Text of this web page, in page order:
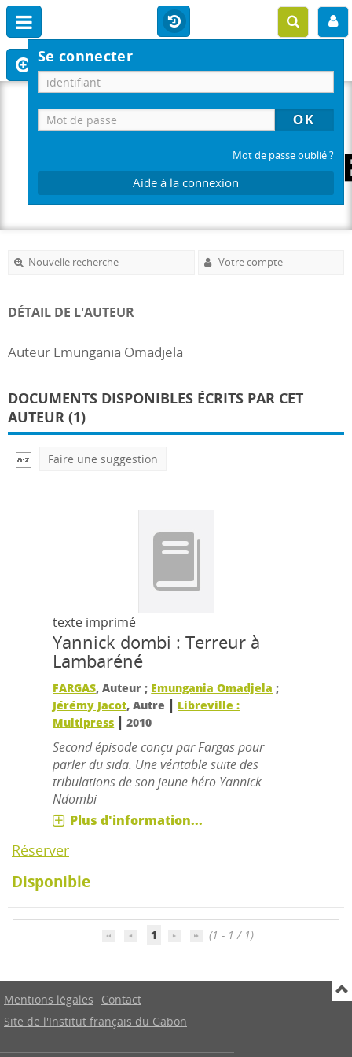
Se connecter
Mot de passe oublié ?
Aide à la connexion
Nouvelle recherche Votre compte
DÉTAIL DE L'AUTEUR
Auteur Emungania Omadjela
DOCUMENTS DISPONIBLES ÉCRITS PAR CET
AUTEUR (1)
Faire une suggestion
texte imprimé
Yannick dombi : Terreur à
Lambaréné
FARGAS, Auteur ; Emungania Omadjela ;
Jérémy Jacot, Autre | Libreville :
Multipress |2010
Second épisode conçu par Fargas pour
parler du sida. Une véritable suite des
tribulations de son jeune héro Yannick
Ndombi
Plus d'information...
Réserver
Disponible
1 (1 - 1 / 1)
Mentions légales
Contact
Site de l'Institut français du Gabon